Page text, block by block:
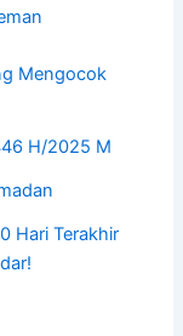
Mengocok
H/2025 M
Hari Terakhir